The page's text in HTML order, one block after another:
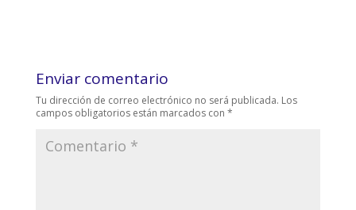
Enviar comentario
Tu dirección de correo electrónico no será publicada. Los
campos obligatorios están marcados con *